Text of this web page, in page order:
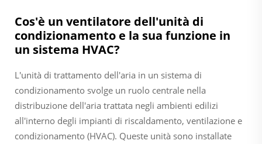
Cos'è un ventilatore dell'unità di
condizionamento e la sua funzione in
un sistema HVAC?
L'unità di trattamento dell'aria in un sistema di
condizionamento svolge un ruolo centrale nella
distribuzione dell'aria trattata negli ambienti edilizi
all'interno degli impianti di riscaldamento, ventilazione e
condizionamento (HVAC). Queste unità sono installate